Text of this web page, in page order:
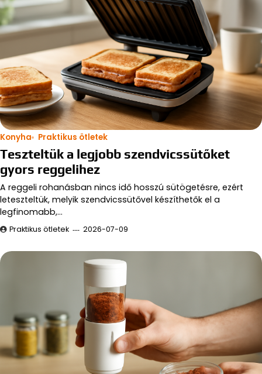
Konyha Praktikus ötletek
Teszteltük a legjobb szendvicssütőket
gyors reggelihez
A reggeli rohanásban nincs idő hosszú sütögetésre, ezért
leteszteltük, melyik szendvicssütővel készíthetők el a
legfinomabb,…
Praktikus ötletek 2026-07-09